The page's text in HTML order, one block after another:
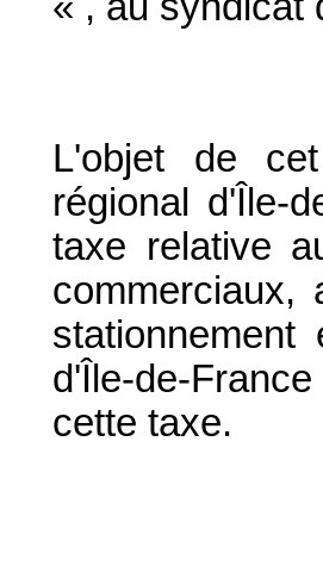
L'objet de
régional d'Île-
taxe relative
d'Île-de-
cette taxe.